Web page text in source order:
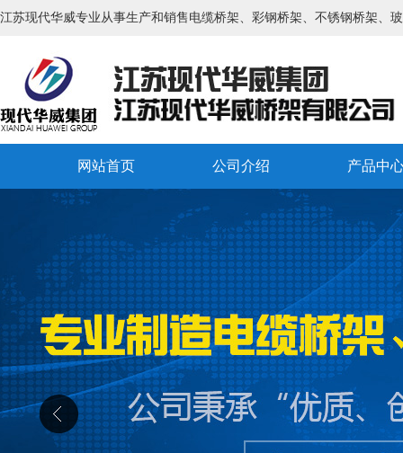
江苏现代华威专业从事生产和销售电缆桥架、彩钢桥架、不锈钢桥架、
网站首页 公司介绍 产品中